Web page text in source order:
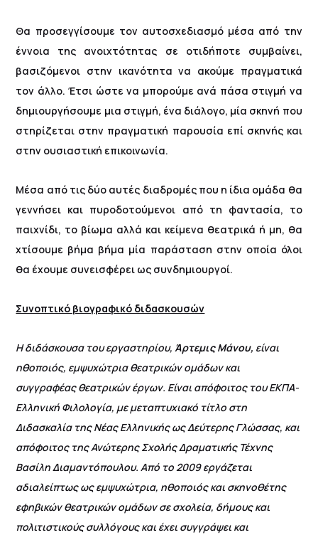
Θα προσεγγίσουμε τον αυτοσχεδιασμό μέσα από την
έννοια της ανοιχτότητας σε οτιδήποτε συμβαίνει,
βασιζόμενοι στην ικανότητα να ακούμε πραγματικά
τον άλλο. Έτσι ώστε να μπορούμε ανά πάσα στιγμή να
δημιουργήσουμε μια στιγμή, ένα διάλογο, μία σκηνή που
στηρίζεται στην πραγματική παρουσία επί σκηνής και
στην ουσιαστική επικοινωνία.
Μέσα από τις δύο αυτές διαδρομές που η ίδια ομάδα θα
γεννήσει και πυροδοτούμενοι από τη φαντασία, το
παιχνίδι, το βίωμα αλλά και κείμενα θεατρικά ή μη, θα
χτίσουμε βήμα βήμα μία παράσταση στην οποία όλοι
θα έχουμε συνεισφέρει ως συνδημιουργοί.
Συνοπτικό βιογραφικό διδασκουσών
Η διδάσκουσα του εργαστηρίου, Άρτεμις Μάνου, είναι
ηθοποιός, εμψυχώτρια θεατρικών ομάδων και
συγγραφέας θεατρικών έργων. Είναι απόφοιτος του ΕΚΠΑ-
Ελληνική Φιλολογία, με μεταπτυχιακό τίτλο στη
Διδασκαλία της Νέας Ελληνικής ως Δεύτερης Γλώσσας, και
απόφοιτος της Ανώτερης Σχολής Δραματικής Τέχνης
Βασίλη Διαμαντόπουλου. Από το 2009 εργάζεται
αδιαλείπτως ως εμψυχώτρια, ηθοποιός και σκηνοθέτης
εφηβικών θεατρικών ομάδων σε σχολεία, δήμους και
πολιτιστικούς συλλόγους και έχει συγγράψει και